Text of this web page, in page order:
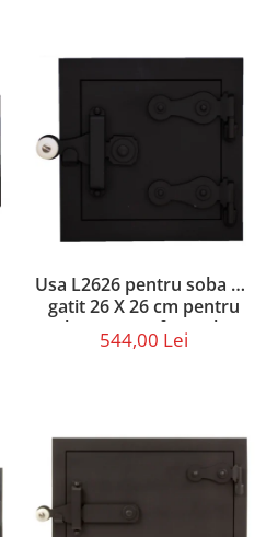
Usa L2626 pentru soba de
gatit 26 X 26 cm pentru
alimentarea focarului
544,00 Lei